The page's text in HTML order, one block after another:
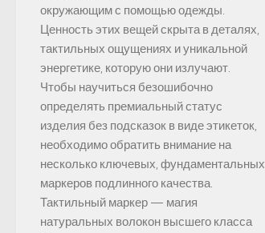
окружающим с помощью одежды.
Ценность этих вещей скрыта в деталях,
тактильных ощущениях и уникальной
энергетике, которую они излучают.
Чтобы научиться безошибочно
определять премиальный статус
изделия без подсказок в виде этикеток,
необходимо обратить внимание на
несколько ключевых, фундаментальных
маркеров подлинного качества.
Тактильный маркер — магия
натуральных волокон высшего класса